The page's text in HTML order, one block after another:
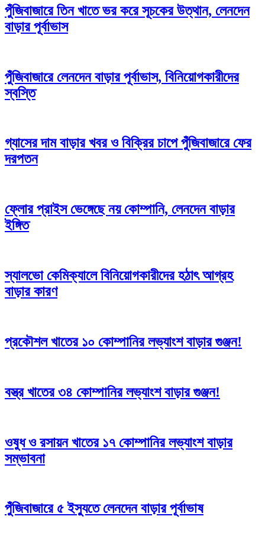
পুঁজিবাজারে তিন খাতে ভর করে সূচকের উত্থান, লেনদেন
বাড়ার পূর্বাভাস
পুঁজিবাজারে লেনদেন বাড়ার পূর্বাভাস, বিনিয়োগকারীদের
স্বস্তি
গ্যাসের দাম বাড়ার খবর ও বিক্রির চাপে পুঁজিবাজারে ফের
দরপতন
ফ্লোর প্রাইস ভেঙ্গেছে নয় কোম্পানি, লেনদেন বাড়ার
ইঙ্গিত
স্যালভো কেমিক্যালে বিনিয়োগকারীদের হঠাৎ আগ্রহ
বাড়ার কারণ
প্রকৌশল খাতের ১০ কোম্পানির লভ্যাংশ বাড়ার গুঞ্জন!
বস্ত্র খাতের ৩৪ কোম্পানির লভ্যাংশ বাড়ার গুঞ্জন!
ওষুধ ও রসায়ন খাতের ১৭ কোম্পানির লভ্যাংশ বাড়ার
সম্ভাবনা
পুঁজিবাজারে ৫ ইস্যুতে লেনদেন বাড়ার পূর্বাভাষ